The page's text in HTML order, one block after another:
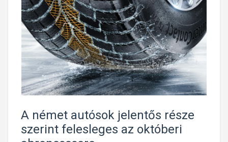
A német autósok jelentős része
szerint felesleges az októberi